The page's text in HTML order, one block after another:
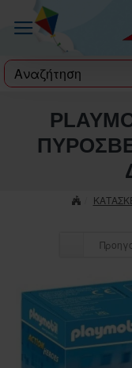
label